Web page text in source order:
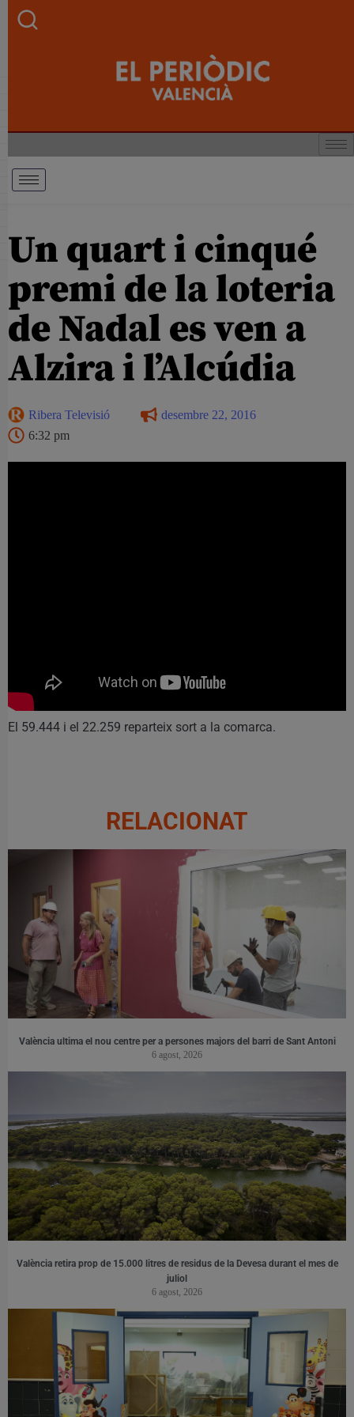
Un quart i cinqué
premi de la loteria
de Nadal es ven a
Alzira i l’Alcúdia
Ribera Televisió
desembre 22, 2016
6:32 pm
El 59.444 i el 22.259 reparteix sort a la comarca.
RELACIONAT
València ultima el nou centre per a persones majors del barri de Sant Antoni
6 agost, 2026
València retira prop de 15.000 litres de residus de la Devesa durant el mes de
juliol
6 agost, 2026